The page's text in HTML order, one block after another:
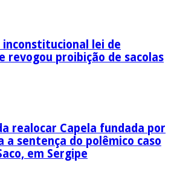
inconstitucional lei de
revogou proibição de sacolas
realocar Capela fundada por
a sentença do polêmico caso
em Sergipe